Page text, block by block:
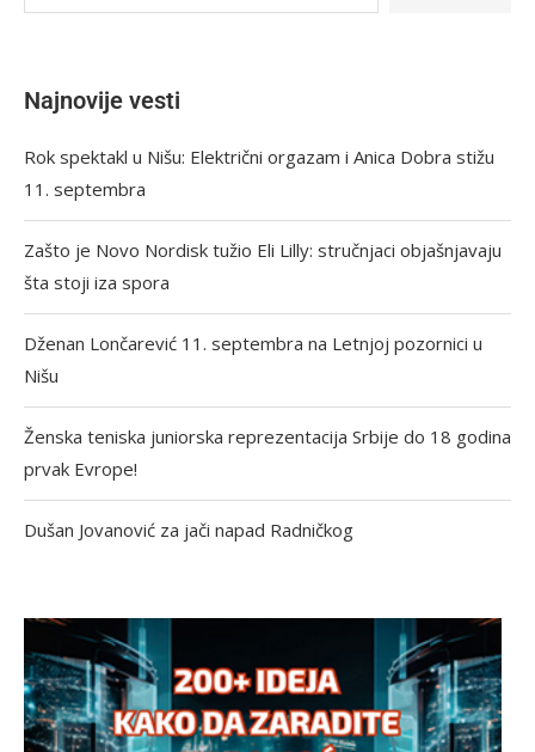
Najnovije vesti
Rok spektakl u Nišu: Električni orgazam i Anica Dobra stižu
11. septembra
Zašto je Novo Nordisk tužio Eli Lilly: stručnjaci objašnjavaju
šta stoji iza spora
Dženan Lončarević 11. septembra na Letnjoj pozornici u
Nišu
Ženska teniska juniorska reprezentacija Srbije do 18 godina
prvak Evrope!
Dušan Jovanović za jači napad Radničkog